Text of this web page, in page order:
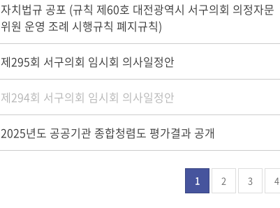
자치법규 공포 (규칙 제60호 대전광역시 서구의회 의정자문
위원 운영 조례 시행규칙 폐지규칙)
제295회 서구의회 임시회 의사일정안
제294회 서구의회 임시회 의사일정안
2025년도 공공기관 종합청렴도 평가결과 공개
1 2 3 4